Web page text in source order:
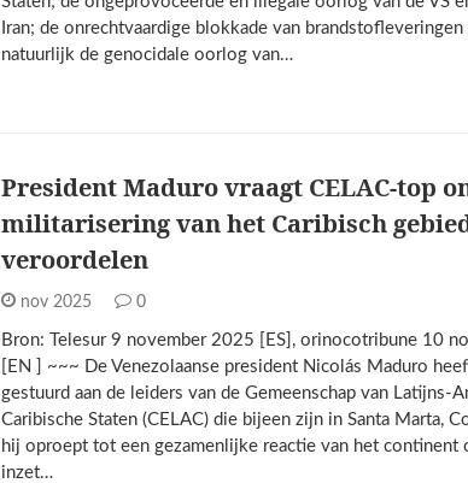
Iran; de onrechtvaardige blokkade van brandstofleveringen
natuurlijk de genocidale oorlog van…
President Maduro vraagt CELAC-top
militarisering van het Caribisch
veroordelen
nov 2025 0
Bron: Telesur 9 november 2025 [ES], orinocotribune 10
[EN ] ~~~ De Venezolaanse president Nicolás Maduro
gestuurd aan de leiders van de Gemeenschap van Latijns-
Caribische Staten (CELAC) die bijeen zijn in Santa Marta,
hij oproept tot een gezamenlijke reactie van het continent
inzet…